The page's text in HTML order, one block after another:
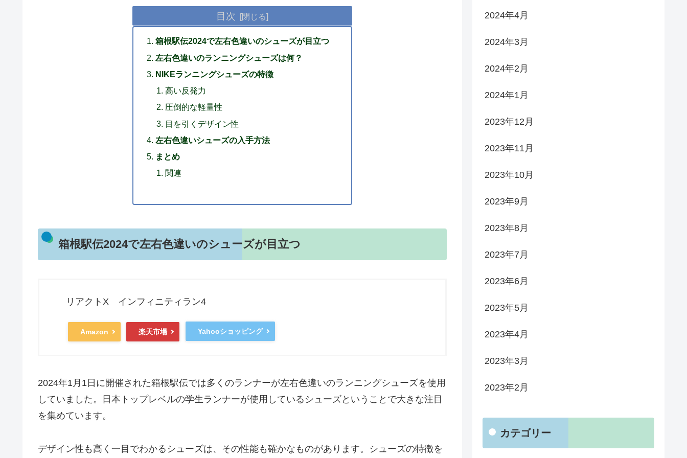
目次
箱根駅伝2024で左右色違いのシューズが目立つ
左右色違いのランニングシューズは何？
NIKEランニングシューズの特徴
高い反発力
圧倒的な軽量性
目を引くデザイン性
左右色違いシューズの入手方法
まとめ
関連
箱根駅伝2024で左右色違いのシューズが目立つ
リアクトX インフィニティラン4
Amazon 楽天市場 Yahooショッピング
2024年1月1日に開催された箱根駅伝では多くのランナーが左右色違いのランニングシューズを使用
していました。日本トップレベルの学生ランナーが使用しているシューズということで大きな注目
を集めています。
デザイン性も高く一目でわかるシューズは、その性能も確かなものがあります。シューズの特徴を
2024年4月
2024年3月
2024年2月
2024年1月
2023年12月
2023年11月
2023年10月
2023年9月
2023年8月
2023年7月
2023年6月
2023年5月
2023年4月
2023年3月
2023年2月
カテゴリー